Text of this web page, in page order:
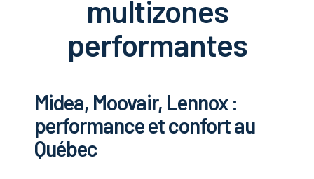
multizones
performantes
Midea, Moovair, Lennox :
performance et confort au
Québec